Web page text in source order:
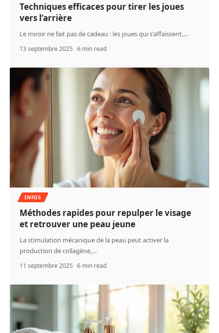
Techniques efficaces pour tirer les joues
vers l’arrière
Le miroir ne fait pas de cadeau : les joues qui s'affaissent,…
13 septembre 2025 6 min read
INFOS
Méthodes rapides pour repulper le visage
et retrouver une peau jeune
La stimulation mécanique de la peau peut activer la
production de collagène,…
11 septembre 2025 6 min read